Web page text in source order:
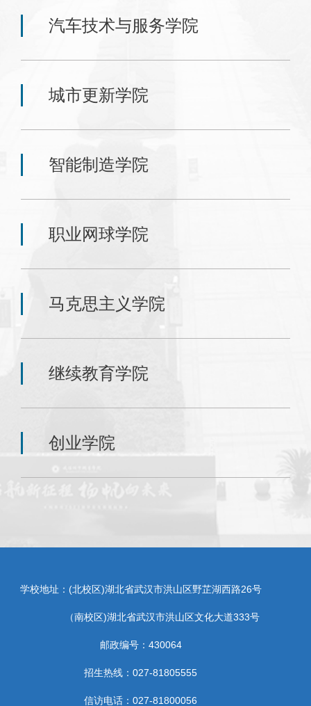
汽车技术与服务学院
城市更新学院
智能制造学院
职业网球学院
马克思主义学院
继续教育学院
创业学院
学校地址：(北校区)湖北省武汉市洪山区野芷湖西路26号
（南校区)湖北省武汉市洪山区文化大道333号
邮政编号：430064
招生热线：027-81805555
信访电话：027-81800056